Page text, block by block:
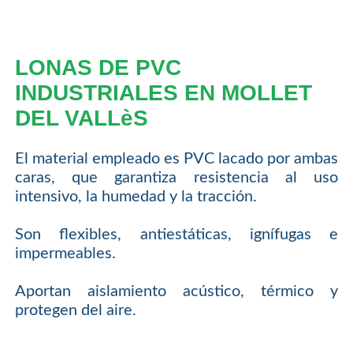
LONAS DE PVC
INDUSTRIALES EN MOLLET
DEL VALLèS
El material empleado es PVC lacado por ambas
caras, que garantiza resistencia al uso
intensivo, la humedad y la tracción.
Son flexibles, antiestáticas, ignífugas e
impermeables.
Aportan aislamiento acústico, térmico y
protegen del aire.